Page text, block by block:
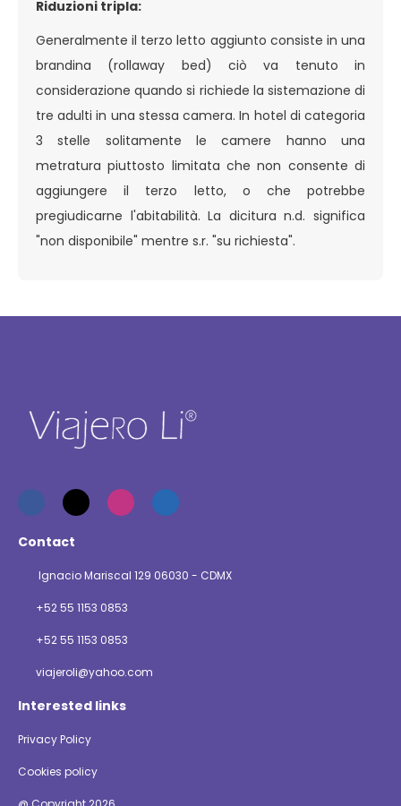
Riduzioni tripla:
Generalmente il terzo letto aggiunto consiste in una
brandina (rollaway bed) ciò va tenuto in
considerazione quando si richiede la sistemazione di
tre adulti in una stessa camera. In hotel di categoria
3 stelle solitamente le camere hanno una
metratura piuttosto limitata che non consente di
aggiungere il terzo letto, o che potrebbe
pregiudicarne l'abitabilità. La dicitura n.d. significa
"non disponibile" mentre s.r. "su richiesta".
Contact
Ignacio Mariscal 129 06030 - CDMX
+52 55 1153 0853
+52 55 1153 0853
viajeroli@yahoo.com
Interested links
Privacy Policy
Cookies policy